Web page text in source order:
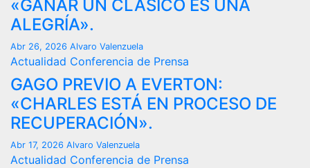
«GANAR UN CLÁSICO ES UNA
ALEGRÍA».
Abr 26, 2026 Alvaro Valenzuela
Actualidad Conferencia de Prensa
GAGO PREVIO A EVERTON:
«CHARLES ESTÁ EN PROCESO DE
RECUPERACIÓN».
Abr 17, 2026 Alvaro Valenzuela
Actualidad Conferencia de Prensa